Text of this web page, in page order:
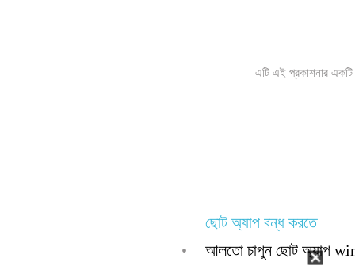
এটি এই প্রকাশনার
ছোট অ্যাপ বন্ধ করতে
•
আলতো চাপুন ছোট অ্যাপ